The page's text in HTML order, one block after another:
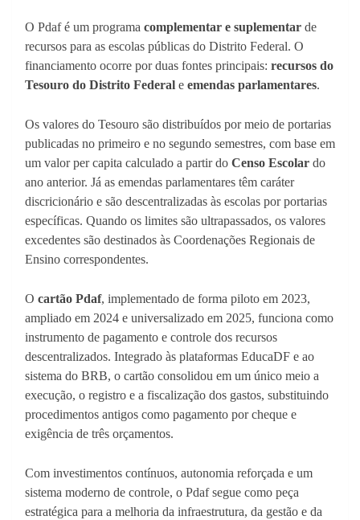
O Pdaf é um programa complementar e suplementar de
recursos para as escolas públicas do Distrito Federal. O
financiamento ocorre por duas fontes principais: recursos do
Tesouro do Distrito Federal e emendas parlamentares.
Os valores do Tesouro são distribuídos por meio de portarias
publicadas no primeiro e no segundo semestres, com base em
um valor per capita calculado a partir do Censo Escolar do
ano anterior. Já as emendas parlamentares têm caráter
discricionário e são descentralizadas às escolas por portarias
específicas. Quando os limites são ultrapassados, os valores
excedentes são destinados às Coordenações Regionais de
Ensino correspondentes.
O cartão Pdaf, implementado de forma piloto em 2023,
ampliado em 2024 e universalizado em 2025, funciona como
instrumento de pagamento e controle dos recursos
descentralizados. Integrado às plataformas EducaDF e ao
sistema do BRB, o cartão consolidou em um único meio a
execução, o registro e a fiscalização dos gastos, substituindo
procedimentos antigos como pagamento por cheque e
exigência de três orçamentos.
Com investimentos contínuos, autonomia reforçada e um
sistema moderno de controle, o Pdaf segue como peça
estratégica para a melhoria da infraestrutura, da gestão e da